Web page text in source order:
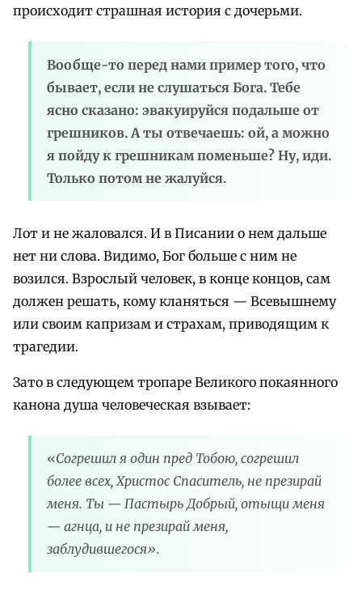
происходит страшная история с дочерьми.
Вообще-то перед нами пример того, что
бывает, если не слушаться Бога. Тебе
ясно сказано: эвакуируйся подальше от
грешников. А ты отвечаешь: ой, а можно
я пойду к грешникам поменьше? Ну, иди.
Только потом не жалуйся.
Лот и не жаловался. И в Писании о нем дальше
нет ни слова. Видимо, Бог больше с ним не
возился. Взрослый человек, в конце концов, сам
должен решать, кому кланяться — Всевышнему
или своим капризам и страхам, приводящим к
трагедии.
Зато в следующем тропаре Великого покаянного
канона душа человеческая взывает:
«Согрешил я один пред Тобою, согрешил
более всех, Христос Спаситель, не презирай
меня. Ты — Пастырь Добрый, отыщи меня
— агнца, и не презирай меня,
заблудившегося».